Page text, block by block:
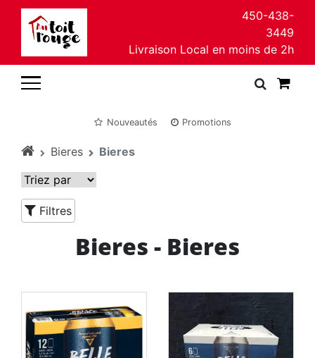
450-438-
3449
Livraison Local en moins de 2h
Nouveautés Promotions
Bieres Bieres
Filtres
Bieres - Bieres